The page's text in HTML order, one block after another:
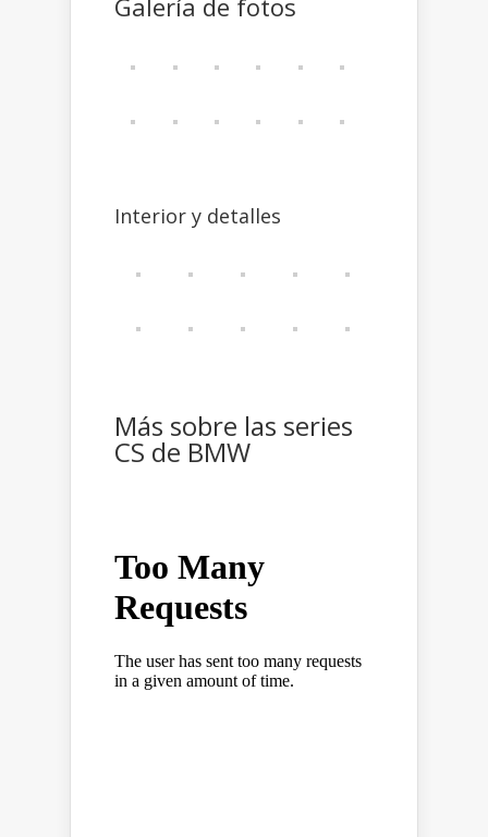
Galería de fotos
Interior y detalles
Más sobre las series
CS de BMW